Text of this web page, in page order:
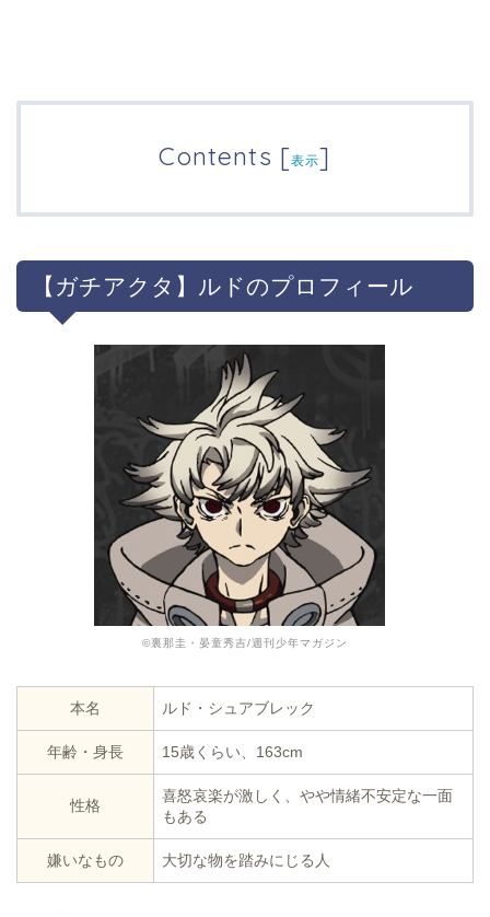
Contents [表示]
【ガチアクタ】ルドのプロフィール
©裏那圭・晏童秀吉/週刊少年マガジン
本名 ルド・シュアブレック
年齢・身長 15歳くらい、163cm
性格
喜怒哀楽が激しく、やや情緒不安定な一面
もある
嫌いなもの 大切な物を踏みにじる人